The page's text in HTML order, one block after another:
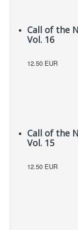
Call of the
Vol. 16
12.50 EUR
Call of the
Vol. 15
12.50 EUR